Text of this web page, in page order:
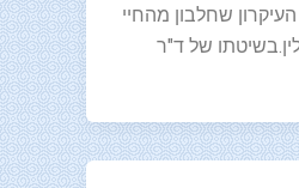
שחלבון מהחיי
של ד"ר